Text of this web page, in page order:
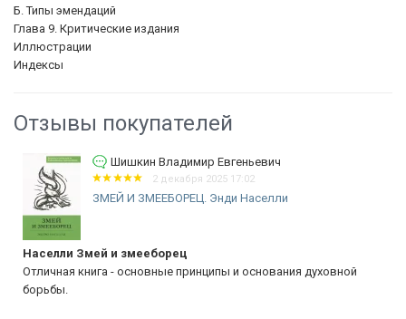
Б. Типы эмендаций
Глава 9. Критические издания
Иллюстрации
Индексы
Отзывы покупателей
Шишкин Владимир Евгеньевич
2 декабря 2025 17:02
ЗМЕЙ И ЗМЕЕБОРЕЦ. Энди Населли
Населли Змей и змееборец
Отличная книга - основные принципы и основания духовной
борьбы.